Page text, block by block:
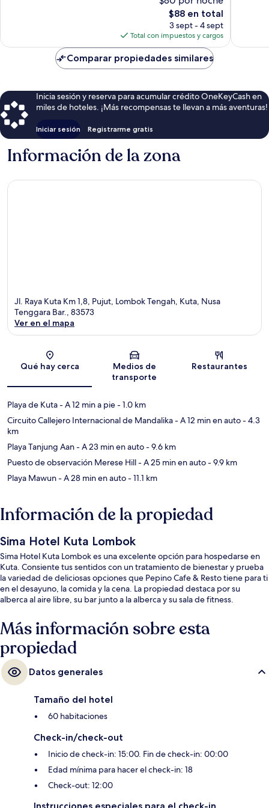
El
precio
actual
es
de
$88
$88 en total
3 sept - 4 sept
Total con impuestos y cargos
Comparar propiedades similares
Inicia sesión y reserva para acumular crédito OneKeyCash en
miles de hoteles. ¡Más recompensas te llevan a más aventuras!
Iniciar sesión Registrarme gratis
Información de la zona
Jl. Raya Kuta Km 1,8, Pujut, Lombok Tengah, Kuta, Nusa
Tenggara Bar., 83573
Ver en el mapa
Qué hay cerca
Medios de
transporte
Restaurantes
Playa de Kuta- A 12 min a pie- 1.0 km
Circuito Callejero Internacional de Mandalika- A 12 min en auto- 4.3
km
Playa Tanjung Aan- A 23 min en auto- 9.6 km
Puesto de observación Merese Hill- A 25 min en auto- 9.9 km
Playa Mawun- A 28 min en auto- 11.1 km
Información de la propiedad
Sima Hotel Kuta Lombok
Sima Hotel Kuta Lombok es una excelente opción para hospedarse en
Kuta. Consiente tus sentidos con un tratamiento de bienestar y prueba
la variedad de deliciosas opciones que Pepino Cafe & Resto tiene para ti
en el desayuno, la comida y la cena. La propiedad destaca por su
alberca al aire libre, su bar junto a la alberca y su sala de fitness.
Más información sobre esta
propiedad
Datos generales
Tamaño del hotel
60 habitaciones
Check-in/check-out
Inicio de check-in: 15:00. Fin de check-in: 00:00
Edad mínima para hacer el check-in: 18
Check-out: 12:00